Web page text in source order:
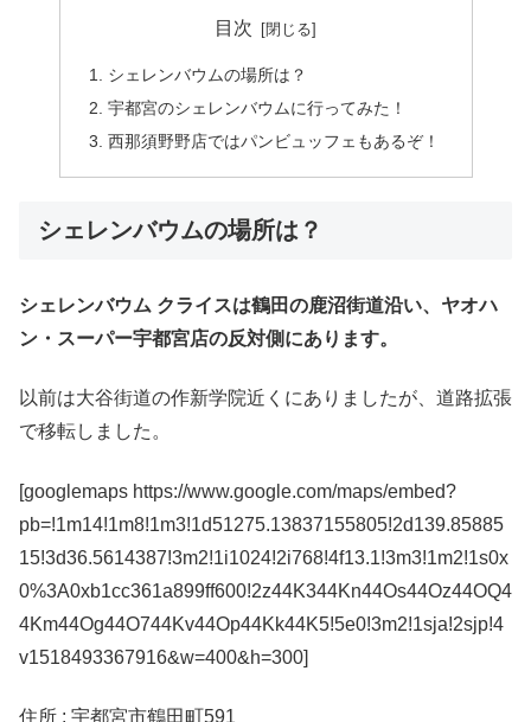
目次
シェレンバウムの場所は？
宇都宮のシェレンバウムに行ってみた！
西那須野野店ではパンビュッフェもあるぞ！
シェレンバウムの場所は？
シェレンバウム クライスは鶴田の鹿沼街道沿い、ヤオハ
ン・スーパー宇都宮店の反対側にあります。
以前は大谷街道の作新学院近くにありましたが、道路拡張
で移転しました。
[googlemaps https://www.google.com/maps/embed?
pb=!1m14!1m8!1m3!1d51275.13837155805!2d139.85885
15!3d36.5614387!3m2!1i1024!2i768!4f13.1!3m3!1m2!1s0x
0%3A0xb1cc361a899ff600!2z44K344Kn44Os44Oz44OQ4
4Km44Og44O744Kv44Op44Kk44K5!5e0!3m2!1sja!2sjp!4
v1518493367916&w=400&h=300]
住所 : 宇都宮市鶴田町591